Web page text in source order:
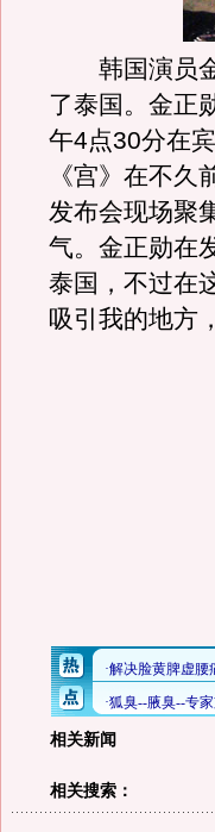
韩国演员金
了泰国。金正
午4点30分在
《宫》在不
发布会现场聚
气。金正勋在
泰国，不过在
吸引我的地方
相关新闻
相关搜索：